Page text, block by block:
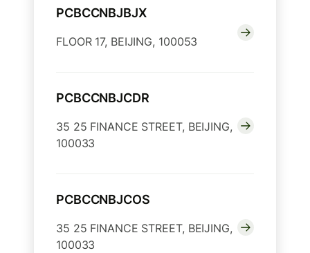
PCBCCNBJBJX
FLOOR 17, BEIJING, 100053
PCBCCNBJCDR
35 25 FINANCE STREET, BEIJING,
100033
PCBCCNBJCOS
35 25 FINANCE STREET, BEIJING,
100033